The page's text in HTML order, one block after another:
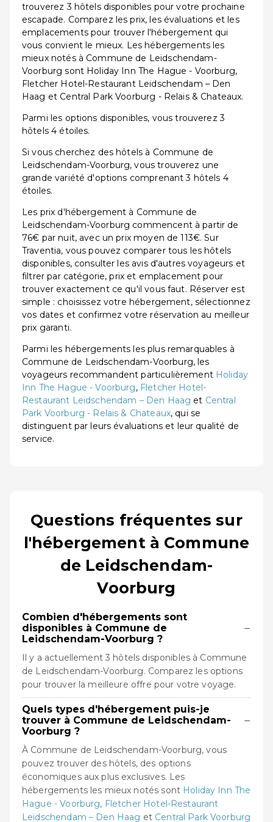
trouverez 3 hôtels disponibles pour votre prochaine
escapade. Comparez les prix, les évaluations et les
emplacements pour trouver l'hébergement qui
vous convient le mieux. Les hébergements les
mieux notés à Commune de Leidschendam-
Voorburg sont Holiday Inn The Hague - Voorburg,
Fletcher Hotel-Restaurant Leidschendam – Den
Haag et Central Park Voorburg - Relais & Chateaux.
Parmi les options disponibles, vous trouverez 3
hôtels 4 étoiles.
Si vous cherchez des hôtels à Commune de
Leidschendam-Voorburg, vous trouverez une
grande variété d'options comprenant 3 hôtels 4
étoiles.
Les prix d'hébergement à Commune de
Leidschendam-Voorburg commencent à partir de
76€ par nuit, avec un prix moyen de 113€. Sur
Traventia, vous pouvez comparer tous les hôtels
disponibles, consulter les avis d'autres voyageurs et
filtrer par catégorie, prix et emplacement pour
trouver exactement ce qu'il vous faut. Réserver est
simple : choisissez votre hébergement, sélectionnez
vos dates et confirmez votre réservation au meilleur
prix garanti.
Parmi les hébergements les plus remarquables à
Commune de Leidschendam-Voorburg, les
voyageurs recommandent particulièrement Holiday
Inn The Hague - Voorburg, Fletcher Hotel-
Restaurant Leidschendam – Den Haag et Central
Park Voorburg - Relais & Chateaux, qui se
distinguent par leurs évaluations et leur qualité de
service.
Questions fréquentes sur
l'hébergement à Commune
de Leidschendam-
Voorburg
Combien d'hébergements sont
disponibles à Commune de
Leidschendam-Voorburg ?
−
Il y a actuellement 3 hôtels disponibles à Commune
de Leidschendam-Voorburg. Comparez les options
pour trouver la meilleure offre pour votre voyage.
Quels types d'hébergement puis-je
trouver à Commune de Leidschendam-
Voorburg ?
−
À Commune de Leidschendam-Voorburg, vous
pouvez trouver des hôtels, des options
économiques aux plus exclusives. Les
hébergements les mieux notés sont Holiday Inn The
Hague - Voorburg, Fletcher Hotel-Restaurant
Leidschendam – Den Haag et Central Park Voorburg